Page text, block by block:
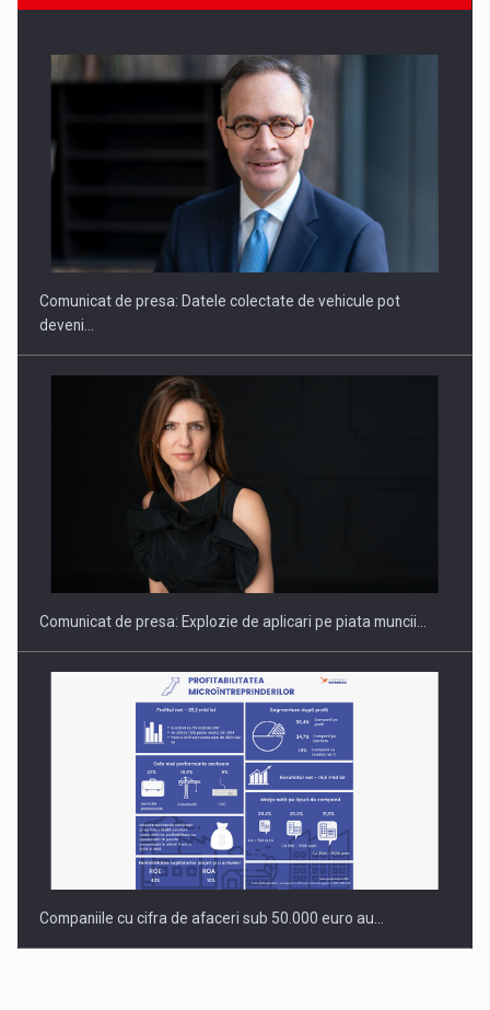
ROOTED IN ROMANIA, BUILT TO DELIVER TECHNOLOGY FOR
PUTTING ROMANIAN CORPORATE COMPANIES ON THE
INTERNATIONAL BUSINESS SCENE
Comunicat de presa: Datele colectate de vehicule pot
deveni…
Comunicat de presa: Explozie de aplicari pe piata muncii…
Companiile cu cifra de afaceri sub 50.000 euro au…